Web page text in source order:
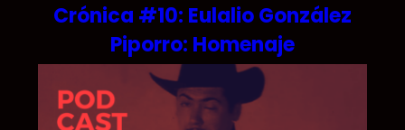
Crónica #10: Eulalio González
Piporro: Homenaje